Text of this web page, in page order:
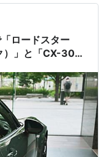
ロードスター
）」と「CX-30